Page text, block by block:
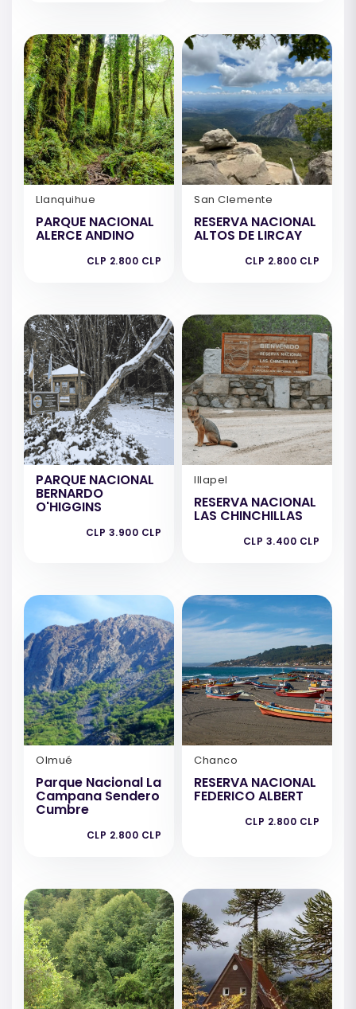
Llanquihue
PARQUE NACIONAL
ALERCE ANDINO
CLP 2.800 CLP
San Clemente
RESERVA NACIONAL
ALTOS DE LIRCAY
CLP 2.800 CLP
PARQUE NACIONAL
BERNARDO
O'HIGGINS
CLP 3.900 CLP
Illapel
RESERVA NACIONAL
LAS CHINCHILLAS
CLP 3.400 CLP
Olmué
Parque Nacional La
Campana Sendero
Cumbre
CLP 2.800 CLP
Chanco
RESERVA NACIONAL
FEDERICO ALBERT
CLP 2.800 CLP